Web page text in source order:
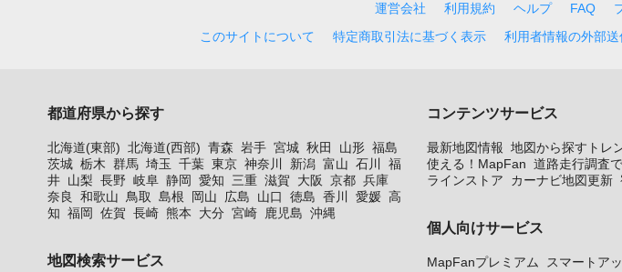
運営会社 利用規約 ヘルプ FAQ
このサイトについて
特定商取引法に基づく表示 利用者情報の外部
都道府県から探す
北海道(東部) 北海道(西部) 青森 岩手 宮城 秋田 山形 福島
茨城 栃木 群馬 埼玉 千葉 東京 神奈川 新潟 富山 石川
福
井 山梨 長野 岐阜 静岡 愛知 三重 滋賀 大阪 京都 兵庫
奈良
和歌山 鳥取 島根 岡山 広島 山口 徳島 香川 愛媛 高
知 福岡 佐賀 長崎 熊本 大分 宮崎 鹿児島 沖縄
地図検索サービス
コンテンツサービス
最新地図情報 地図から探すトレ
使える！MapFan 道路走行調査
ラインストア
カーナビ地図更新
個人向けサービス
MapFanプレミアム
スマートア